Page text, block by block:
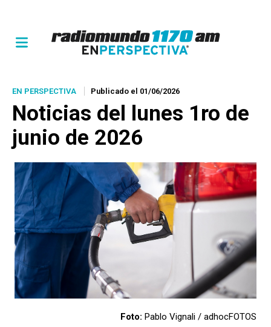
EN PERSPECTIVA Publicado el 01/06/2026
Noticias del lunes 1ro de
junio de 2026
Foto: Pablo Vignali / adhocFOTOS